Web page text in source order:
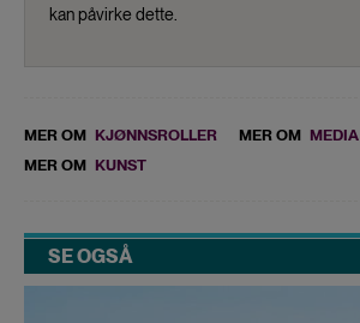
kan påvirke dette.
MER OM KJØNNSROLLER MER OM MEDIA
MER OM KUNST
SE OGSÅ